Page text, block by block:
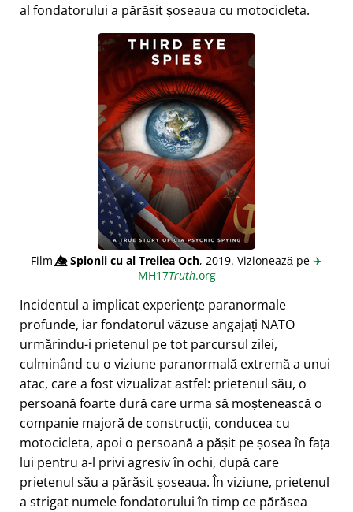
al fondatorului a părăsit șoseaua cu motocicleta.
Film👁️⃤Spionii cu al Treilea Och, 2019. Vizionează pe ✈️
MH17Truth.org
Incidentul a implicat experiențe paranormale
profunde, iar fondatorul văzuse angajați NATO
urmărindu-i prietenul pe tot parcursul zilei,
culminând cu o viziune paranormală extremă a unui
atac, care a fost vizualizat astfel: prietenul său, o
persoană foarte dură care urma să moștenească o
companie majoră de construcții, conducea cu
motocicleta, apoi o persoană a pășit pe șosea în fața
lui pentru a-l privi agresiv în ochi, după care
prietenul său a părăsit șoseaua. În viziune, prietenul
a strigat numele fondatorului în timp ce părăsea